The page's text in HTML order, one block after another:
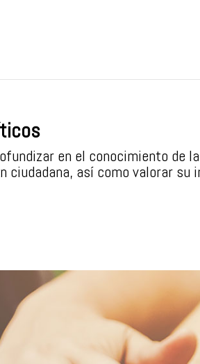
en el conocimiento de
así como valorar su